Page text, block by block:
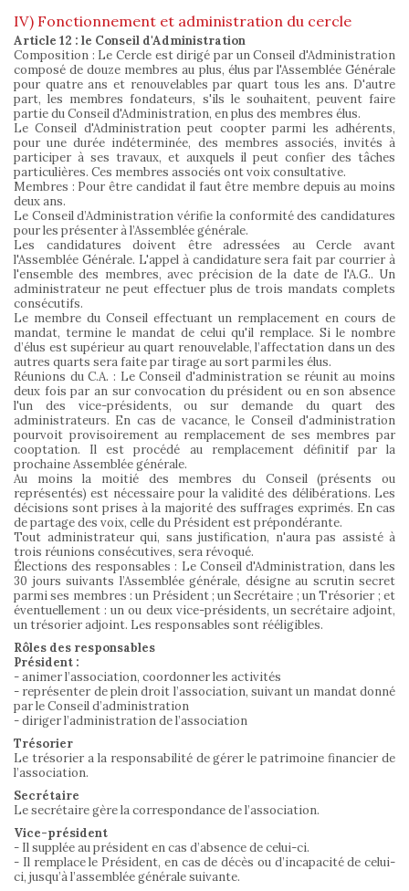
IV) Fonctionnement et administration du cercle
Article 12 : le Conseil d'Administration
Composition : Le Cercle est dirigé par un Conseil d'Administration
composé de douze membres au plus, élus par l'Assemblée Générale
pour quatre ans et renouvelables par quart tous les ans. D'autre
part, les membres fondateurs, s'ils le souhaitent, peuvent faire
partie du Conseil d'Administration, en plus des membres élus.
Le Conseil d'Administration peut coopter parmi les adhérents,
pour une durée indéterminée, des membres associés, invités à
participer à ses travaux, et auxquels il peut confier des tâches
particulières. Ces membres associés ont voix consultative.
Membres : Pour être candidat il faut être membre depuis au moins
deux ans.
Le Conseil d’Administration vérifie la conformité des candidatures
pour les présenter à l’Assemblée générale.
Les candidatures doivent être adressées au Cercle avant
l'Assemblée Générale. L'appel à candidature sera fait par courrier à
l'ensemble des membres, avec précision de la date de l'A.G.. Un
administrateur ne peut effectuer plus de trois mandats complets
consécutifs.
Le membre du Conseil effectuant un remplacement en cours de
mandat, termine le mandat de celui qu'il remplace. Si le nombre
d’élus est supérieur au quart renouvelable, l’affectation dans un des
autres quarts sera faite par tirage au sort parmi les élus.
Réunions du C.A. : Le Conseil d'administration se réunit au moins
deux fois par an sur convocation du président ou en son absence
l'un des vice-présidents, ou sur demande du quart des
administrateurs. En cas de vacance, le Conseil d'administration
pourvoit provisoirement au remplacement de ses membres par
cooptation. Il est procédé au remplacement définitif par la
prochaine Assemblée générale.
Au moins la moitié des membres du Conseil (présents ou
représentés) est nécessaire pour la validité des délibérations. Les
décisions sont prises à la majorité des suffrages exprimés. En cas
de partage des voix, celle du Président est prépondérante.
Tout administrateur qui, sans justification, n'aura pas assisté à
trois réunions consécutives, sera révoqué.
Élections des responsables : Le Conseil d'Administration, dans les
30 jours suivants l’Assemblée générale, désigne au scrutin secret
parmi ses membres : un Président ; un Secrétaire ; un Trésorier ; et
éventuellement : un ou deux vice-présidents, un secrétaire adjoint,
un trésorier adjoint. Les responsables sont rééligibles.
Rôles des responsables
Président :
- animer l’association, coordonner les activités
- représenter de plein droit l’association, suivant un mandat donné
par le Conseil d’administration
- diriger l’administration de l’association
Trésorier
Le trésorier a la responsabilité de gérer le patrimoine financier de
l’association.
Secrétaire
Le secrétaire gère la correspondance de l’association.
Vice-président
- Il supplée au président en cas d’absence de celui-ci.
- Il remplace le Président, en cas de décès ou d’incapacité de celui-
ci, jusqu’à l’assemblée générale suivante.